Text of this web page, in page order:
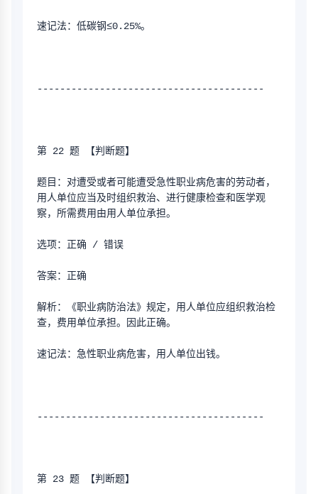
速记法：低碳钢≤0.25%。
----------------------------------------
第 22 题 【判断题】
题目：对遭受或者可能遭受急性职业病危害的劳动者，
用人单位应当及时组织救治、进行健康检查和医学观
察，所需费用由用人单位承担。
选项：正确 / 错误
答案：正确
解析：《职业病防治法》规定，用人单位应组织救治检
查，费用单位承担。因此正确。
速记法：急性职业病危害，用人单位出钱。
----------------------------------------
第 23 题 【判断题】